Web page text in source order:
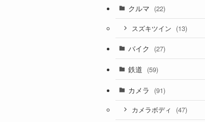
クルマ (22)
スズキツイン (13)
バイク (27)
鉄道 (59)
カメラ (91)
カメラボディ (47)